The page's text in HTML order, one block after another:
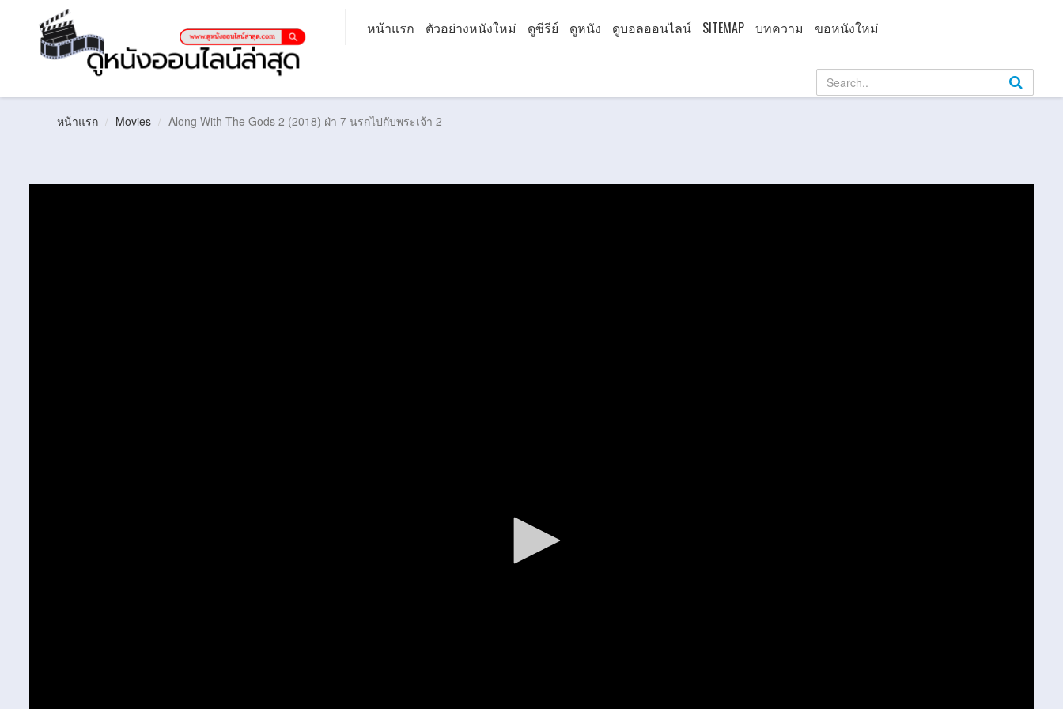
หน้าแรก ตัวอย่างหนังใหม่ ดูซีรีย์ ดูหนัง ดูบอลออนไลน์ SITEMAP บทความ ขอหนังใหม่
หน้าแรก Movies Along With The Gods 2 (2018) ฝ่า 7 นรกไปกับพระเจ้า 2